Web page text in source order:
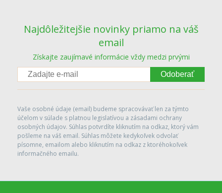
Najdôležitejšie novinky priamo na váš
email
Získajte zaujímavé informácie vždy medzi prvými
Odoberať
Vaše osobné údaje (email) budeme spracovávať len za týmto
účelom v súlade s platnou legislatívou a zásadami ochrany
osobných údajov. Súhlas potvrdíte kliknutím na odkaz, ktorý vám
pošleme na váš email. Súhlas môžete kedykoľvek odvolať
písomne, emailom alebo kliknutím na odkaz z ktoréhokoľvek
informačného emailu.